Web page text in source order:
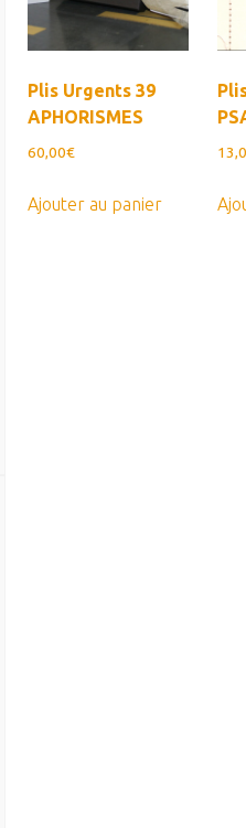
Plis Urgents 39
APHORISMES
60,00€
Ajouter au panier